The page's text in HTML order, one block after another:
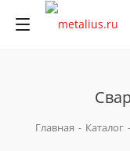
Главная - Каталог -